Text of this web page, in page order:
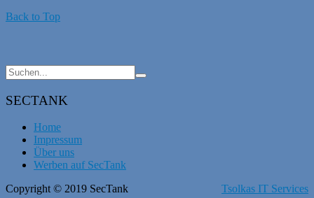
Back to Top
SECTANK
Home
Impressum
Über uns
Werben auf SecTank
Copyright © 2019 SecTank
Tsolkas IT Services